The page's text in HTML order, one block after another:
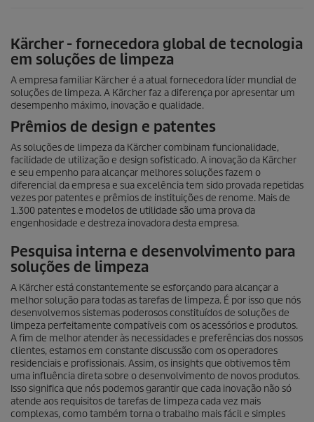
Kärcher - fornecedora global de tecnologia
em soluções de limpeza
A empresa familiar Kärcher é a atual fornecedora líder mundial de
soluções de limpeza. A Kärcher faz a diferença por apresentar um
desempenho máximo, inovação e qualidade.
Prêmios de design e patentes
As soluções de limpeza da Kärcher combinam funcionalidade,
facilidade de utilização e design sofisticado. A inovação da Kärcher
e seu empenho para alcançar melhores soluções fazem o
diferencial da empresa e sua excelência tem sido provada repetidas
vezes por patentes e prêmios de instituições de renome. Mais de
1.300 patentes e modelos de utilidade são uma prova da
engenhosidade e destreza inovadora desta empresa.
Pesquisa interna e desenvolvimento para
soluções de limpeza
A Kärcher está constantemente se esforçando para alcançar a
melhor solução para todas as tarefas de limpeza. É por isso que nós
desenvolvemos sistemas poderosos constituídos de soluções de
limpeza perfeitamente compatíveis com os acessórios e produtos.
A fim de melhor atender às necessidades e preferências dos nossos
clientes, estamos em constante discussão com os operadores
residenciais e profissionais. Assim, os insights que obtivemos têm
uma influência direta sobre o desenvolvimento de novos produtos.
Isso significa que nós podemos garantir que cada inovação não só
atende aos requisitos de tarefas de limpeza cada vez mais
complexas, como também torna o trabalho mais fácil e simples